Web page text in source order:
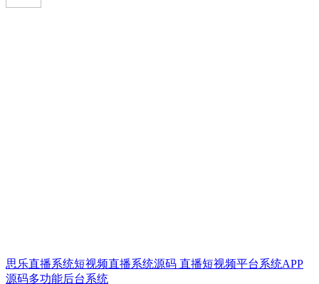
思乐直播系统短视频直播系统源码 直播短视频平台系统APP
源码多功能后台系统